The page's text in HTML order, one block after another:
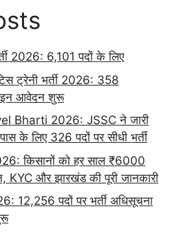
2026: 6,101 पदों के लिए
ट्रेनी भर्ती 2026: 358
आवेदन शुरू
Bharti 2026: JSSC ने जारी
के लिए 326 पदों पर सीधी भर्ती
किसानों को हर साल ₹6000
KYC और झारखंड की पूरी जानकारी
12,256 पदों पर भर्ती अधिसूचना